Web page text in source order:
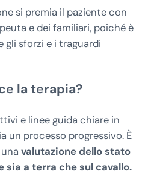
si premia il paziente con
e dei familiari, poiché è
gli sforzi e i traguardi
la terapia?
e linee guida chiare in
un processo progressivo. È
valutazione dello stato
sia a terra che sul cavallo.